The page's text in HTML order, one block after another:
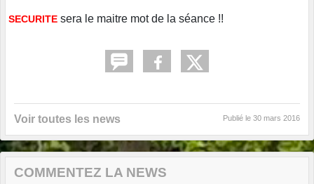
SECURITE sera le maitre mot de la séance !!
Voir toutes les news Publié le 30 mars 2016
COMMENTEZ LA NEWS